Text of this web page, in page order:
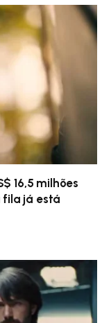
16,5 milhões
fila já está